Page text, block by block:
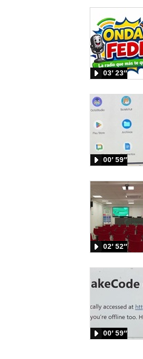
03′ 23″
00′ 59″
02′ 52″
00′ 59″